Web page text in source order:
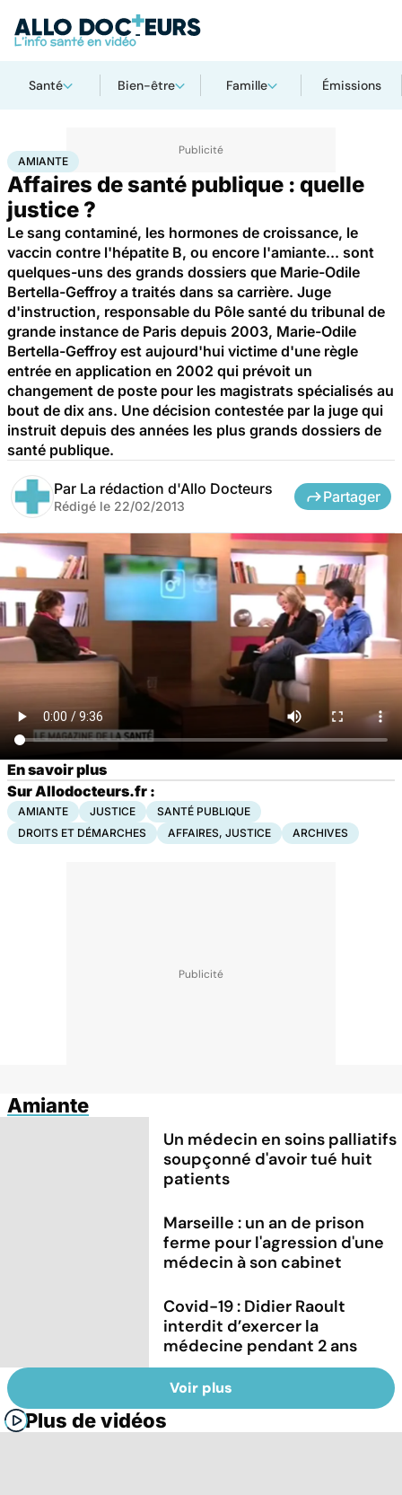
Santé Bien-être Famille Émissions
AccueilSanté
AMIANTE
Affaires de santé publique : quelle
justice ?
Le sang contaminé, les hormones de croissance, le
vaccin contre l'hépatite B, ou encore l'amiante... sont
quelques-uns des grands dossiers que Marie-Odile
Bertella-Geffroy a traités dans sa carrière. Juge
d'instruction, responsable du Pôle santé du tribunal de
grande instance de Paris depuis 2003, Marie-Odile
Bertella-Geffroy est aujourd'hui victime d'une règle
entrée en application en 2002 qui prévoit un
changement de poste pour les magistrats spécialisés au
bout de dix ans. Une décision contestée par la juge qui
instruit depuis des années les plus grands dossiers de
santé publique.
Par La rédaction d'Allo Docteurs
Rédigé le 22/02/2013
Partager
En savoir plus
Sur Allodocteurs.fr :
AMIANTE JUSTICE
SANTÉ PUBLIQUE
DROITS ET DÉMARCHES
AFFAIRES, JUSTICE ARCHIVES
Amiante
Un médecin en soins palliatifs
soupçonné d'avoir tué huit
patients
Marseille : un an de prison
ferme pour l'agression d'une
médecin à son cabinet
Covid-19 : Didier Raoult
interdit d’exercer la
médecine pendant 2 ans
Voir plus
Plus de vidéos